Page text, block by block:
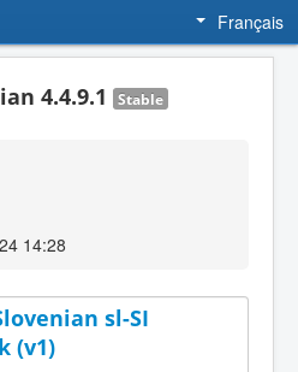
Français
4.4.9.1 Stable
14:28
sl-SI
(v1)